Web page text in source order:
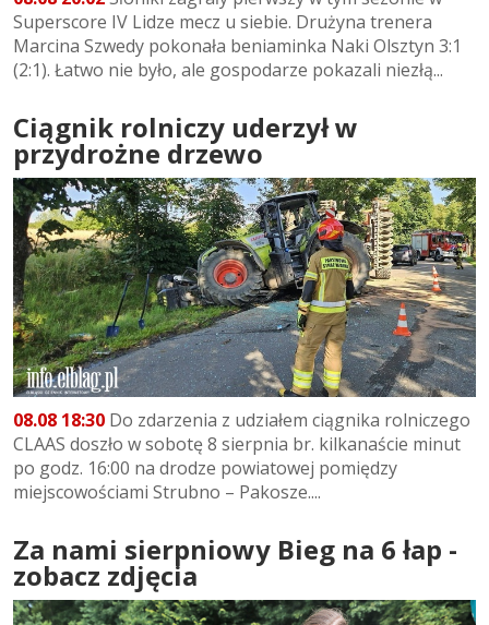
Superscore IV Lidze mecz u siebie. Drużyna trenera
Marcina Szwedy pokonała beniaminka Naki Olsztyn 3:1
(2:1). Łatwo nie było, ale gospodarze pokazali niezłą...
Ciągnik rolniczy uderzył w
przydrożne drzewo
08.08 18:30 Do zdarzenia z udziałem ciągnika rolniczego
CLAAS doszło w sobotę 8 sierpnia br. kilkanaście minut
po godz. 16:00 na drodze powiatowej pomiędzy
miejscowościami Strubno – Pakosze....
Za nami sierpniowy Bieg na 6 łap -
zobacz zdjęcia